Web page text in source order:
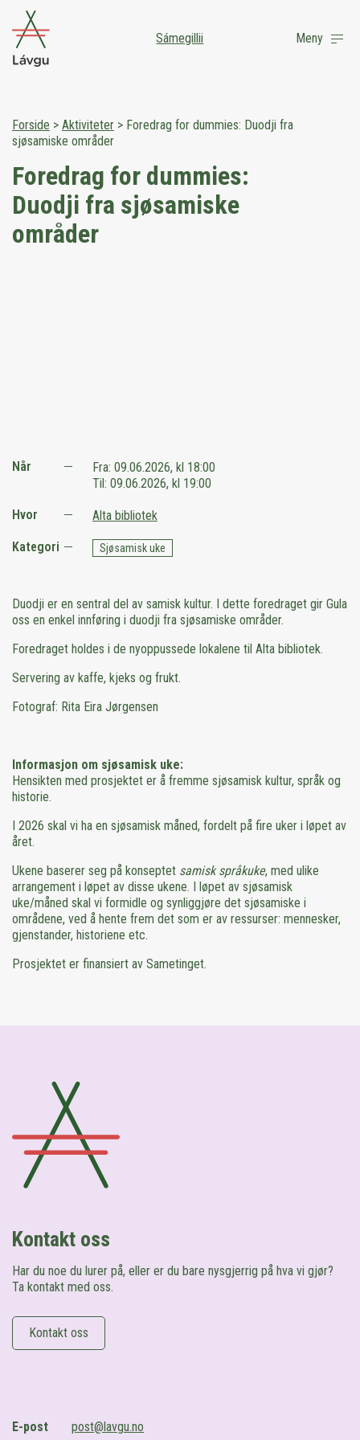
Sámegillii Meny
Forside > Aktiviteter > Foredrag for dummies: Duodji fra
sjøsamiske områder
Foredrag for dummies:
Duodji fra sjøsamiske
områder
Når Fra: 09.06.2026, kl 18:00
Til: 09.06.2026, kl 19:00
Hvor Alta bibliotek
Kategori Sjøsamisk uke
Duodji er en sentral del av samisk kultur. I dette foredraget gir Gula
oss en enkel innføring i duodji fra sjøsamiske områder.
Foredraget holdes i de nyoppussede lokalene til Alta bibliotek.
Servering av kaffe, kjeks og frukt.
Fotograf: Rita Eira Jørgensen
Informasjon om sjøsamisk uke:
Hensikten med prosjektet er å fremme sjøsamisk kultur, språk og
historie.
I 2026 skal vi ha en sjøsamisk måned, fordelt på fire uker i løpet av
året.
Ukene baserer seg på konseptet samisk språkuke, med ulike
arrangement i løpet av disse ukene. I løpet av sjøsamisk
uke/måned skal vi formidle og synliggjøre det sjøsamiske i
områdene, ved å hente frem det som er av ressurser: mennesker,
gjenstander, historiene etc.
Prosjektet er finansiert av Sametinget.
Kontakt oss
Har du noe du lurer på, eller er du bare nysgjerrig på hva vi gjør?
Ta kontakt med oss.
Kontakt oss
E-post post@lavgu.no